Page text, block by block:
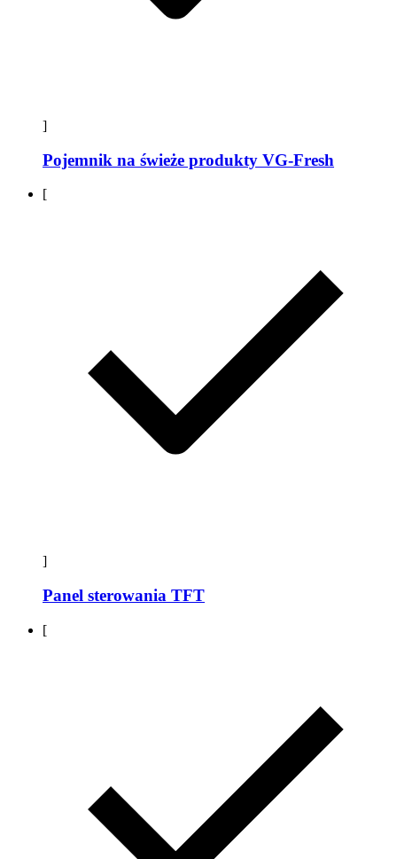
]
Pojemnik na świeże produkty VG-Fresh
[
]
Panel sterowania TFT
[